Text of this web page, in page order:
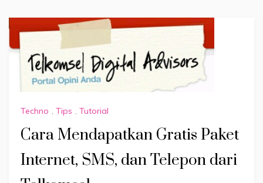
Techno Tips Tutorial
Cara Mendapatkan Gratis Paket
Internet, SMS, dan Telepon dari